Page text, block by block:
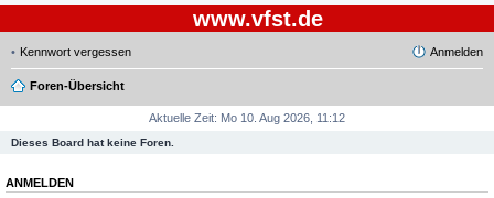
www.vfst.de
Kennwort vergessen Anmelden
Foren-Übersicht
Aktuelle Zeit: Mo 10. Aug 2026, 11:12
Dieses Board hat keine Foren.
ANMELDEN